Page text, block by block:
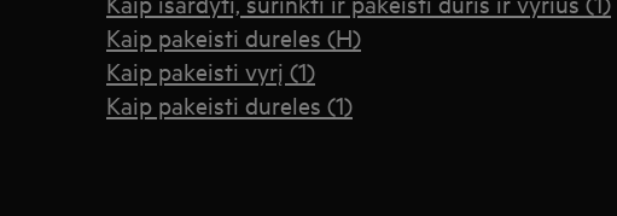
Kaip pakeisti dureles (H)
Kaip pakeisti vyrį (1)
Kaip pakeisti dureles (1)